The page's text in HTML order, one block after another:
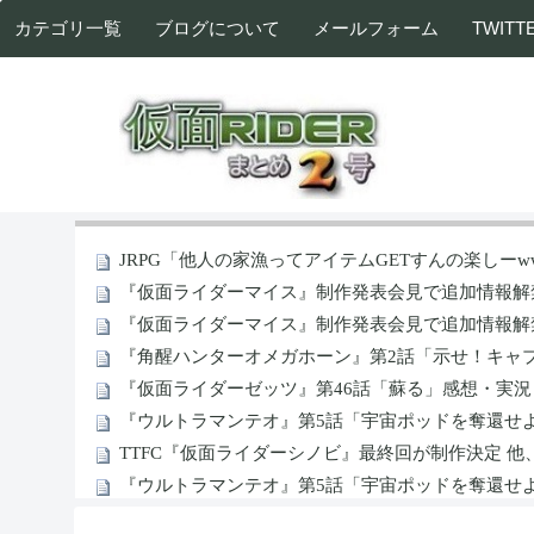
カテゴリ一覧 ブログについて メールフォーム